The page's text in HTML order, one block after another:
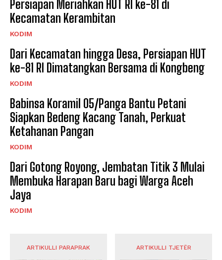
Persiapan Meriahkan HUT RI ke-81 di
Kecamatan Kerambitan
KODIM
Dari Kecamatan hingga Desa, Persiapan HUT
ke-81 RI Dimatangkan Bersama di Kongbeng
KODIM
Babinsa Koramil 05/Panga Bantu Petani
Siapkan Bedeng Kacang Tanah, Perkuat
Ketahanan Pangan
KODIM
Dari Gotong Royong, Jembatan Titik 3 Mulai
Membuka Harapan Baru bagi Warga Aceh
Jaya
KODIM
ARTIKULLI PARAPRAK ARTIKULLI TJETËR